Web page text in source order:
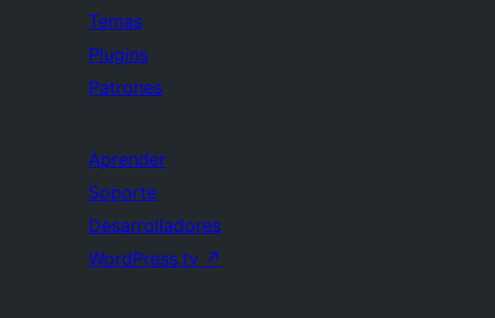
Temas
Plugins
Patrones
Aprender
Soporte
Desarrolladores
WordPress.tv ↗